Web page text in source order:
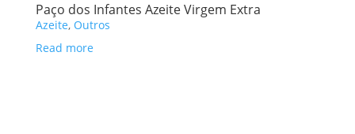
Paço dos Infantes Azeite Virgem Extra
Azeite, Outros
Read more